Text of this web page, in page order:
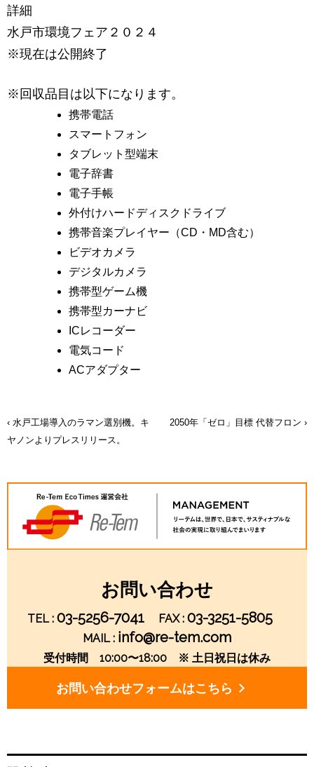
詳細
水戸市環境フェア２０２４
※現在は公開終了
※回収品目は以下になります。
携帯電話
スマートフォン
タブレット型端末
電子辞書
電子手帳
外付けハードディスクドライブ
携帯音楽プレイヤー（CD・MD含む）
ビデオカメラ
デジタルカメラ
携帯型ゲーム機
携帯型カーナビ
ICレコーダー
電気コード
ACアダプター
投
ビ
ョ
水戸工場導入のラマン選別機。キ
ヤノンよりプレスリリース。
2050年「ゼロ」目標 代替フロン
お問い合わせ
TEL : 03-5256-7041 FAX : 03-3251-5805
MAIL : info@re-tem.com
受付時間 10:00〜18:00 ※ 土日祝日は休み
お問い合わせフォームはこちら